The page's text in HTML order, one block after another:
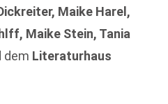
Maike Harel,
Maike Stein, Tania
dem Literaturhaus